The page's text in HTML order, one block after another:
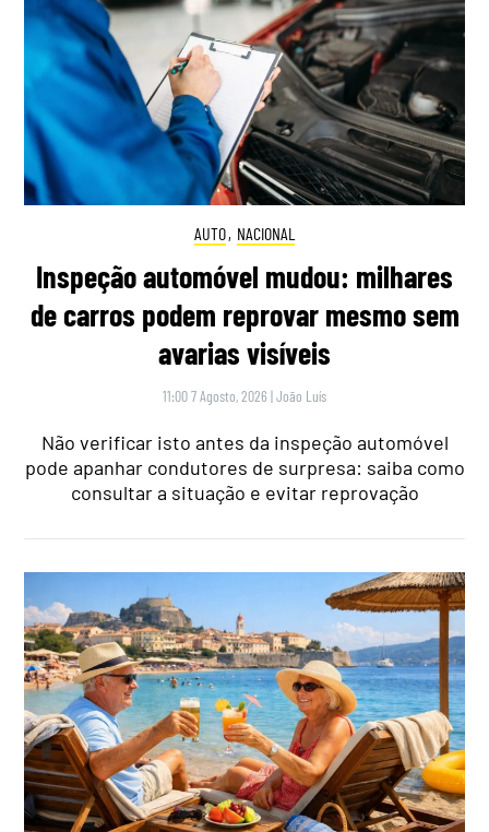
AUTO, NACIONAL
Inspeção automóvel mudou: milhares
de carros podem reprovar mesmo sem
avarias visíveis
11:00 7 Agosto, 2026 |João Luís
Não verificar isto antes da inspeção automóvel
pode apanhar condutores de surpresa: saiba como
consultar a situação e evitar reprovação